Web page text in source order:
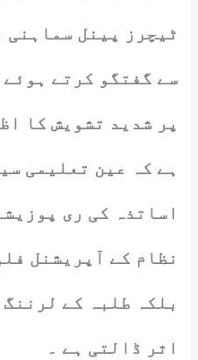
ٹیچرز پینل سماہنی
سے گفتگو کرتے
پر شدید تشویش کا
ہے کہ عین تعلیمی
اساتذہ کی ری
نظام کے آپریشنل
بلکہ طلبہ کے
اثر ڈالتی ہے ۔